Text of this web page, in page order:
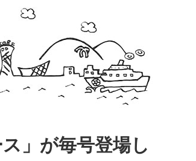
」が毎号登場し